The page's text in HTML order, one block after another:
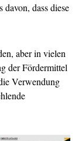
dass diese
aber in vielen
der Fördermittel
Verwendung